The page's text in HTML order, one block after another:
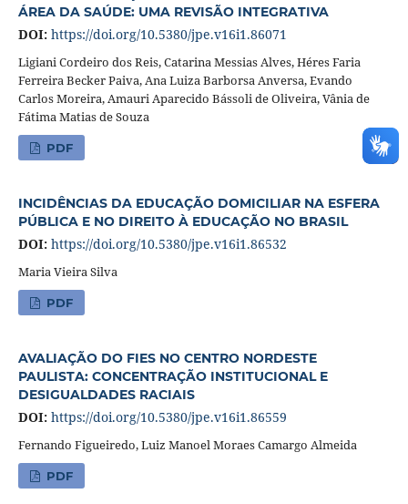
ÁREA DA SAÚDE: UMA REVISÃO INTEGRATIVA
DOI: https://doi.org/10.5380/jpe.v16i1.86071
Ligiani Cordeiro dos Reis, Catarina Messias Alves, Héres Faria
Ferreira Becker Paiva, Ana Luiza Barborsa Anversa, Evando
Carlos Moreira, Amauri Aparecido Bássoli de Oliveira, Vânia de
Fátima Matias de Souza
PDF
INCIDÊNCIAS DA EDUCAÇÃO DOMICILIAR NA ESFERA
PÚBLICA E NO DIREITO À EDUCAÇÃO NO BRASIL
DOI: https://doi.org/10.5380/jpe.v16i1.86532
Maria Vieira Silva
PDF
AVALIAÇÃO DO FIES NO CENTRO NORDESTE
PAULISTA: CONCENTRAÇÃO INSTITUCIONAL E
DESIGUALDADES RACIAIS
DOI: https://doi.org/10.5380/jpe.v16i1.86559
Fernando Figueiredo, Luiz Manoel Moraes Camargo Almeida
PDF